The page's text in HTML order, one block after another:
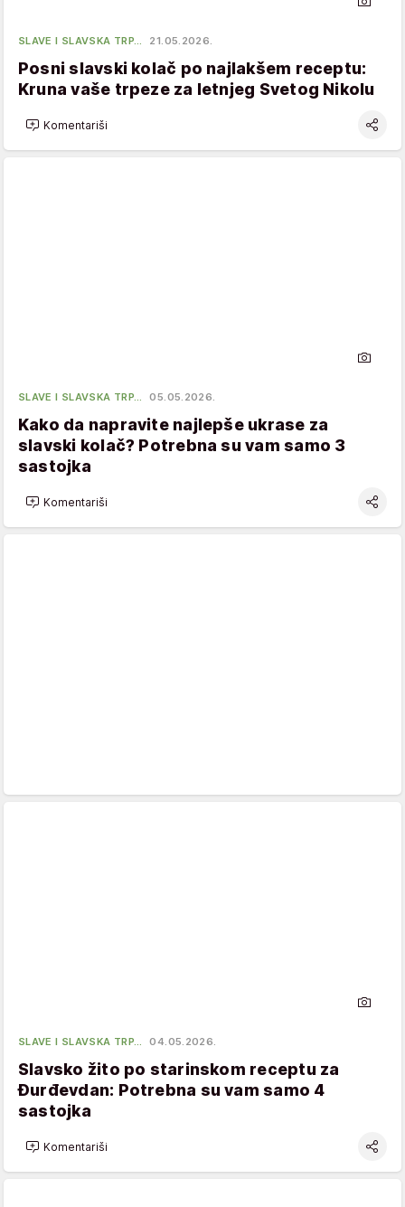
SLAVE I SLAVSKA TRP… 21.05.2026.
Posni slavski kolač po najlakšem receptu:
Kruna vaše trpeze za letnjeg Svetog Nikolu
Komentariši
SLAVE I SLAVSKA TRP… 05.05.2026.
Kako da napravite najlepše ukrase za
slavski kolač? Potrebna su vam samo 3
sastojka
Komentariši
SLAVE I SLAVSKA TRP… 04.05.2026.
Slavsko žito po starinskom receptu za
Đurđevdan: Potrebna su vam samo 4
sastojka
Komentariši